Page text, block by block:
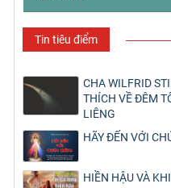
Tin tiêu điểm
CHA WILFRID
THÍCH VỀ ĐÊM
LIÊNG
HÃY ĐẾN VỚI
HIỀN HẬU VÀ